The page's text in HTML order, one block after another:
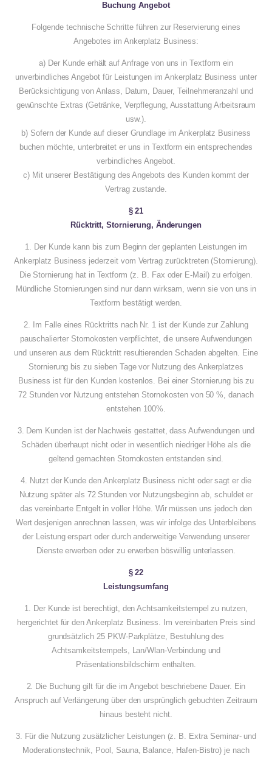
Buchung Angebot
Folgende technische Schritte führen zur Reservierung eines
Angebotes im Ankerplatz Business:
a) Der Kunde erhält auf Anfrage von uns in Textform ein
unverbindliches Angebot für Leistungen im Ankerplatz Business unter
Berücksichtigung von Anlass, Datum, Dauer, Teilnehmeranzahl und
gewünschte Extras (Getränke, Verpflegung, Ausstattung Arbeitsraum
usw.).
b) Sofern der Kunde auf dieser Grundlage im Ankerplatz Business
buchen möchte, unterbreitet er uns in Textform ein entsprechendes
verbindliches Angebot.
c) Mit unserer Bestätigung des Angebots des Kunden kommt der
Vertrag zustande.
§ 21
Rücktritt, Stornierung, Änderungen
1. Der Kunde kann bis zum Beginn der geplanten Leistungen im
Ankerplatz Business jederzeit vom Vertrag zurücktreten (Stornierung).
Die Stornierung hat in Textform (z. B. Fax oder E-Mail) zu erfolgen.
Mündliche Stornierungen sind nur dann wirksam, wenn sie von uns in
Textform bestätigt werden.
2. Im Falle eines Rücktritts nach Nr. 1 ist der Kunde zur Zahlung
pauschalierter Stornokosten verpflichtet, die unsere Aufwendungen
und unseren aus dem Rücktritt resultierenden Schaden abgelten. Eine
Stornierung bis zu sieben Tage vor Nutzung des Ankerplatzes
Business ist für den Kunden kostenlos. Bei einer Stornierung bis zu
72 Stunden vor Nutzung entstehen Stornokosten von 50 %, danach
entstehen 100%.
3. Dem Kunden ist der Nachweis gestattet, dass Aufwendungen und
Schäden überhaupt nicht oder in wesentlich niedriger Höhe als die
geltend gemachten Stornokosten entstanden sind.
4. Nutzt der Kunde den Ankerplatz Business nicht oder sagt er die
Nutzung später als 72 Stunden vor Nutzungsbeginn ab, schuldet er
das vereinbarte Entgelt in voller Höhe. Wir müssen uns jedoch den
Wert desjenigen anrechnen lassen, was wir infolge des Unterbleibens
der Leistung erspart oder durch anderweitige Verwendung unserer
Dienste erwerben oder zu erwerben böswillig unterlassen.
§ 22
Leistungsumfang
1. Der Kunde ist berechtigt, den Achtsamkeitstempel zu nutzen,
hergerichtet für den Ankerplatz Business. Im vereinbarten Preis sind
grundsätzlich 25 PKW-Parkplätze, Bestuhlung des
Achtsamkeitstempels, Lan/Wlan-Verbindung und
Präsentationsbildschirm enthalten.
2. Die Buchung gilt für die im Angebot beschriebene Dauer. Ein
Anspruch auf Verlängerung über den ursprünglich gebuchten Zeitraum
hinaus besteht nicht.
3. Für die Nutzung zusätzlicher Leistungen (z. B. Extra Seminar- und
Moderationstechnik, Pool, Sauna, Balance, Hafen-Bistro) je nach